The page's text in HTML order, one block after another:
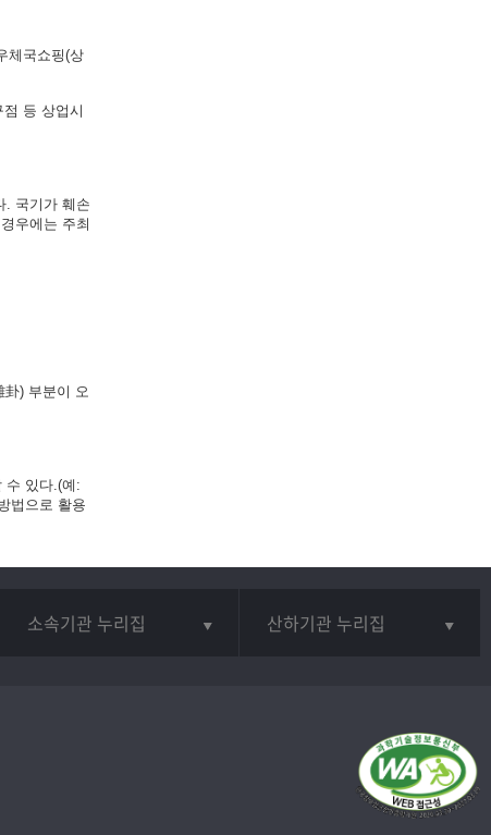
체국쇼핑(상
등 상업시
. 국기가 훼손
우에는 주최
卦) 부분이 오
수 있다.(예:
법으로 활용
소속기관 누리집 산하기관 누리집